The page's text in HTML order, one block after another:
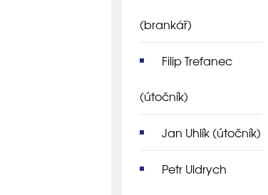
(brankář)
Filip Trefanec
(útočník)
Jan Uhlík (útočník)
Petr Uldrych